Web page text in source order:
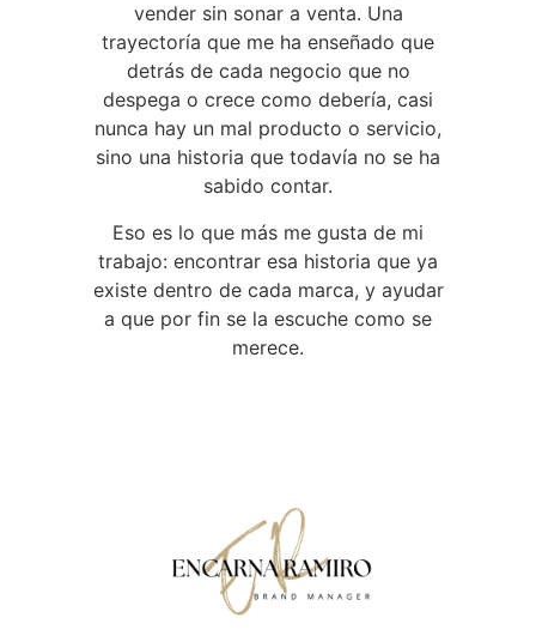
vender sin sonar a venta. Una
trayectoría que me ha enseñado que
detrás de cada negocio que no
despega o crece como debería, casi
nunca hay un mal producto o servicio,
sino una historia que todavía no se ha
sabido contar.
Eso es lo que más me gusta de mi
trabajo: encontrar esa historia que ya
existe dentro de cada marca, y ayudar
a que por fin se la escuche como se
merece.